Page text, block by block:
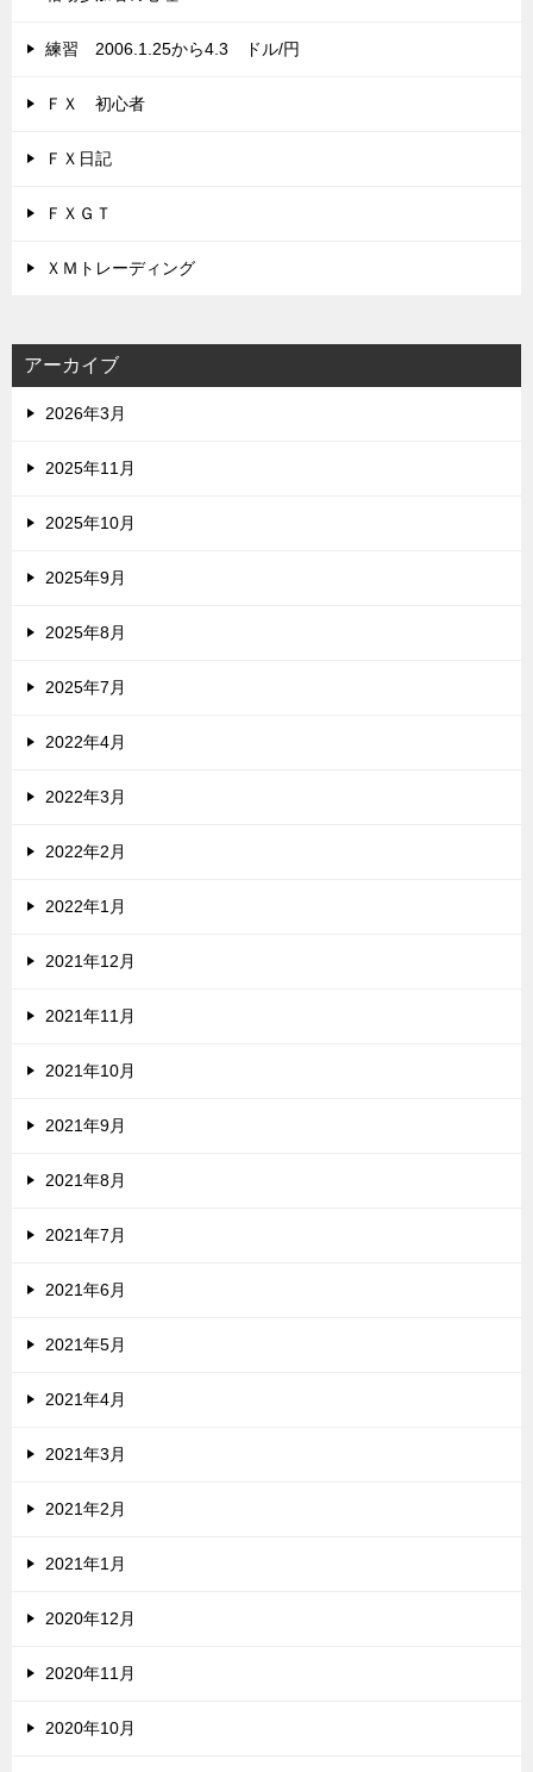
練習 2006.1.25から4.3 ドル/円
ＦＸ 初心者
ＦＸ日記
ＦＸＧＴ
ＸＭトレーディング
アーカイブ
2026年3月
2025年11月
2025年10月
2025年9月
2025年8月
2025年7月
2022年4月
2022年3月
2022年2月
2022年1月
2021年12月
2021年11月
2021年10月
2021年9月
2021年8月
2021年7月
2021年6月
2021年5月
2021年4月
2021年3月
2021年2月
2021年1月
2020年12月
2020年11月
2020年10月